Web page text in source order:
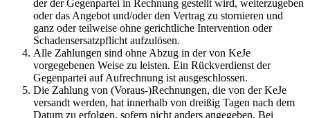
der der Gegenpartei in Rechnung gestellt wird, weiterzugeben
oder das Angebot und/oder den Vertrag zu stornieren und
ganz oder teilweise ohne gerichtliche Intervention oder
Schadensersatzpflicht aufzulösen.
Alle Zahlungen sind ohne Abzug in der von KeJe
vorgegebenen Weise zu leisten. Ein Rückverdienst der
Gegenpartei auf Aufrechnung ist ausgeschlossen.
Die Zahlung von (Voraus-)Rechnungen, die von der KeJe
versandt werden, hat innerhalb von dreißig Tagen nach dem
Datum zu erfolgen, sofern nicht anders angegeben. Bei